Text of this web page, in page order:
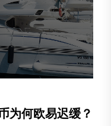
为何欧易迟缓？